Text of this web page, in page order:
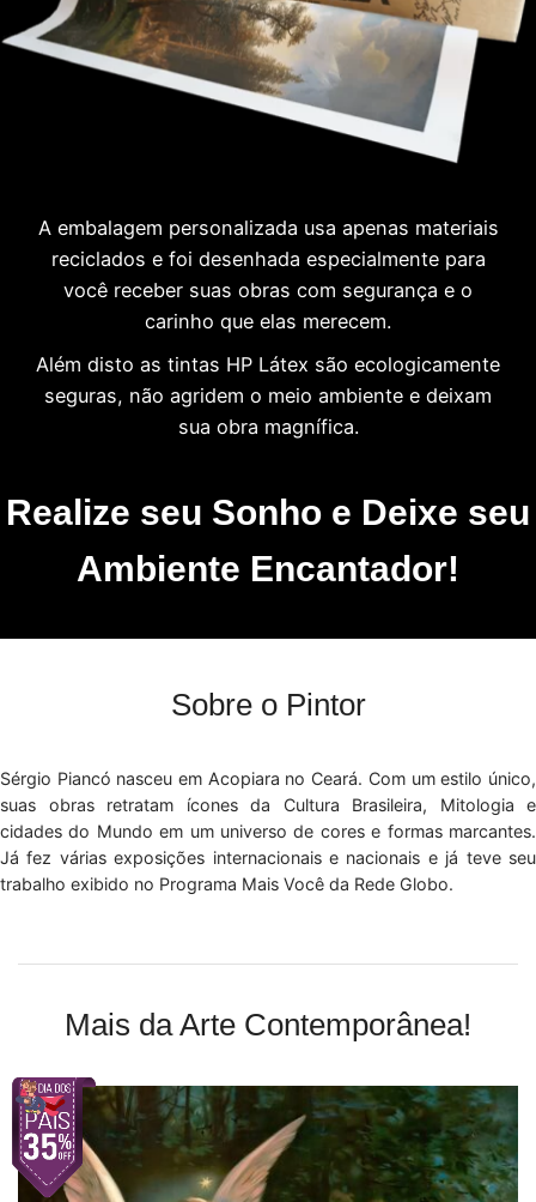
A embalagem personalizada usa apenas materiais
reciclados e foi desenhada especialmente para
você receber suas obras com segurança e o
carinho que elas merecem.
Além disto as tintas HP Látex são ecologicamente
seguras, não agridem o meio ambiente e deixam
sua obra magnífica.
Realize seu Sonho e Deixe seu
Ambiente Encantador!
Sobre o Pintor
Sérgio Piancó nasceu em Acopiara no Ceará. Com um estilo único,
suas obras retratam ícones da Cultura Brasileira, Mitologia e
cidades do Mundo em um universo de cores e formas marcantes.
Já fez várias exposições internacionais e nacionais e já teve seu
trabalho exibido no Programa Mais Você da Rede Globo.
Mais da Arte Contemporânea!